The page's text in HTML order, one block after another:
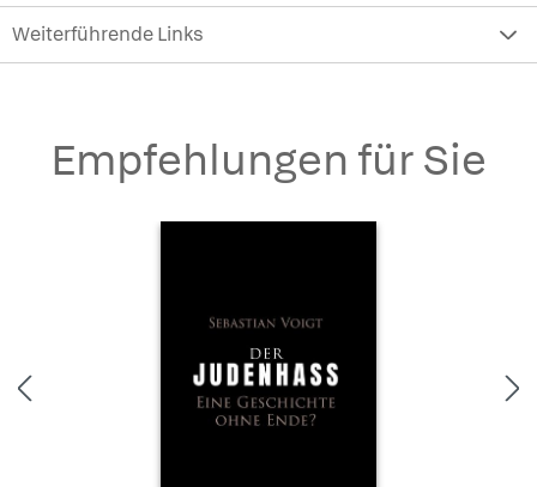
Weiterführende Links
Empfehlungen für Sie